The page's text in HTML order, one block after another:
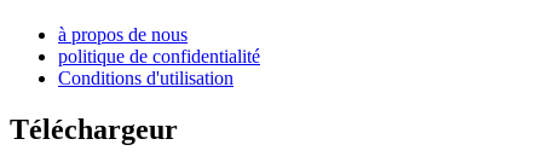
à propos de nous
politique de confidentialité
Conditions d'utilisation
Téléchargeur